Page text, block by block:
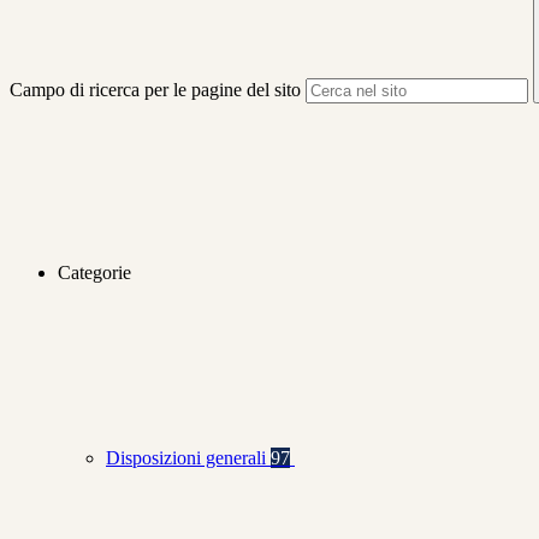
Campo di ricerca per le pagine del sito
Categorie
Disposizioni generali 97